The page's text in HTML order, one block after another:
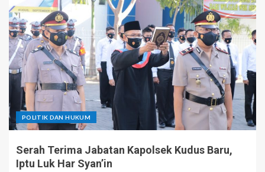
POLITIK DAN HUKUM
Serah Terima Jabatan Kapolsek Kudus Baru,
Iptu Luk Har Syan’in